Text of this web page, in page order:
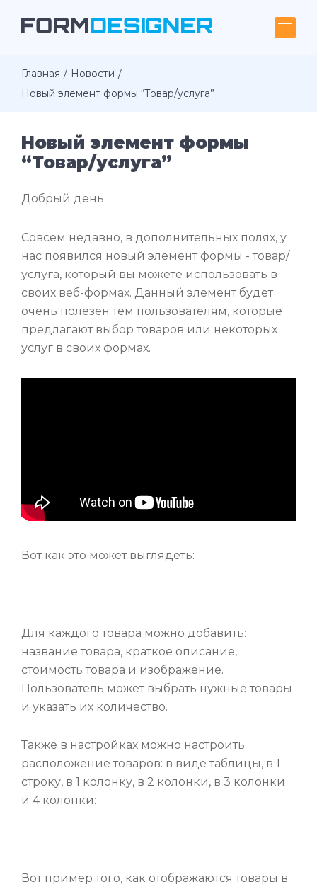
Главная
Новости
Новый элемент формы “Товар/услуга”
Новый элемент формы
“Товар/услуга”
Добрый день.
Совсем недавно, в дополнительных полях, у
нас появился новый элемент формы - товар/
услуга, который вы можете использовать в
своих веб-формах. Данный элемент будет
очень полезен тем пользователям, которые
предлагают выбор товаров или некоторых
услуг в своих формах.
Вот как это может выглядеть:
Для каждого товара можно добавить:
название товара, краткое описание,
стоимость товара и изображение.
Пользователь может выбрать нужные товары
и указать их количество.
Также в настройках можно настроить
расположение товаров: в виде таблицы, в 1
строку, в 1 колонку, в 2 колонки, в 3 колонки
и 4 колонки:
Вот пример того, как отображаются товары в